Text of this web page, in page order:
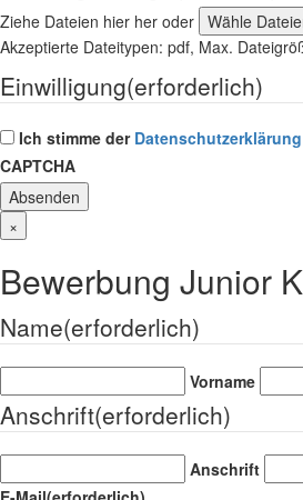
Ziehe Dateien hier her oder Wähle
Akzeptierte Dateitypen: pdf, Max.
Einwilligung(erforderlich)
Ich stimme der Datenschutzerklärung
CAPTCHA
×
Bewerbung Junior
Name(erforderlich)
Vorname
Anschrift(erforderlich)
Anschrift